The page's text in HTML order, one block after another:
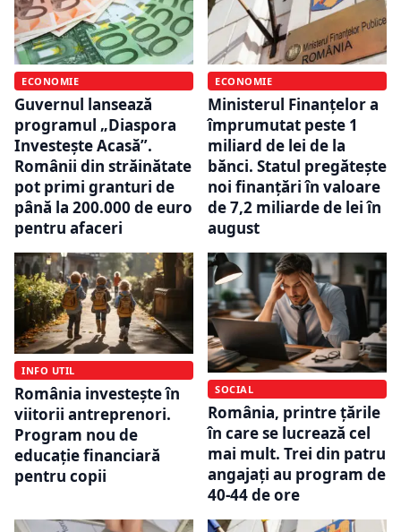
ECONOMIE
Guvernul lansează
programul „Diaspora
Investește Acasă”.
Românii din străinătate
pot primi granturi de
până la 200.000 de euro
pentru afaceri
ECONOMIE
Ministerul Finanțelor a
împrumutat peste 1
miliard de lei de la
bănci. Statul pregătește
noi finanțări în valoare
de 7,2 miliarde de lei în
august
INFO UTIL
România investește în
viitorii antreprenori.
Program nou de
educație financiară
pentru copii
SOCIAL
România, printre țările
în care se lucrează cel
mai mult. Trei din patru
angajați au program de
40-44 de ore